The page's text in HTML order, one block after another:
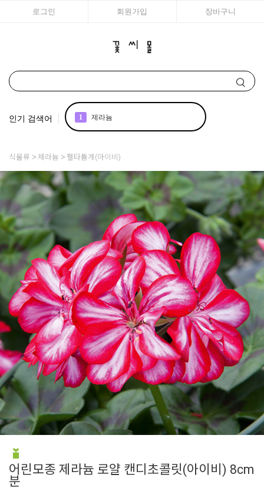
로그인 회원가입 장바구니
인기 검색어 2 국화
4 조날
어린모종 국화
백합
7 에키네시아
8 페츄니아
접시꽃
10 백일홍
1 제라늄
식물류 제라늄 펠타튬계(아이비)
어린모종 제라늄 로얄 캔디초콜릿(아이비) 8cm
분